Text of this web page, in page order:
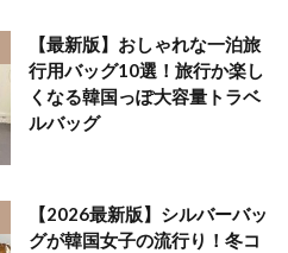
【最新版】おしゃれな一泊旅
行用バッグ10選！旅行か楽し
くなる韓国っぽ大容量トラベ
ルバッグ
【2026最新版】シルバーバッ
グが韓国女子の流行り！冬コ